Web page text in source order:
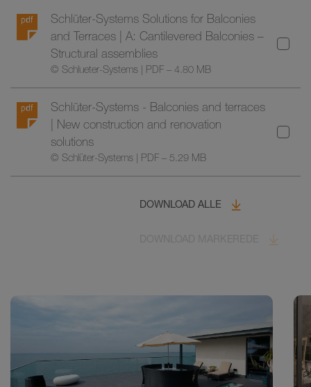
Schlüter-Systems Solutions for Balconies
and Terraces | A: Cantilevered Balconies –
Structural assemblies
© Schlueter-Systems | PDF – 4.80 MB
Schlüter-Systems - Balconies and terraces
| New construction and renovation
solutions
© Schlüter-Systems | PDF – 5.29 MB
DOWNLOAD ALLE